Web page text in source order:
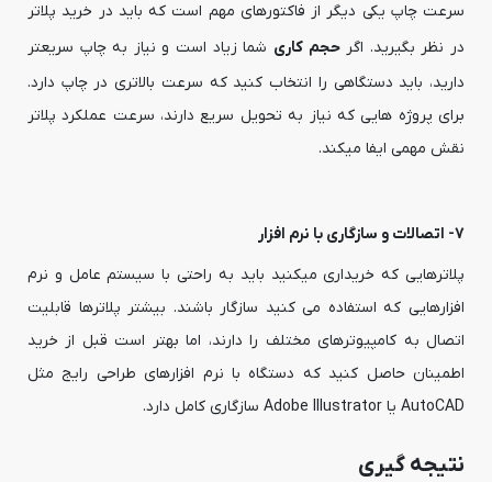
سرعت چاپ یکی دیگر از فاکتورهای مهم است که باید در خرید پلاتر
در نظر بگیرید. اگرحجم کاری شما زیاد است و نیاز به چاپ سریعتر
دارید، باید دستگاهی را انتخاب کنید که سرعت بالاتری در چاپ دارد.
برای پروژه هایی که نیاز به تحویل سریع دارند، سرعت عملکرد پلاتر
نقش مهمی ایفا میکند.
7- اتصالات و سازگاری با نرم افزار
پلاترهایی که خریداری میکنید باید به راحتی با سیستم عامل و نرم
افزارهایی که استفاده می کنید سازگار باشند. بیشتر پلاترها قابلیت
اتصال به کامپیوترهای مختلف را دارند، اما بهتر است قبل از خرید
اطمینان حاصل کنید که دستگاه با نرم افزارهای طراحی رایج مثل
AutoCAD یا Adobe Illustrator سازگاری کامل دارد.
نتیجه گیری